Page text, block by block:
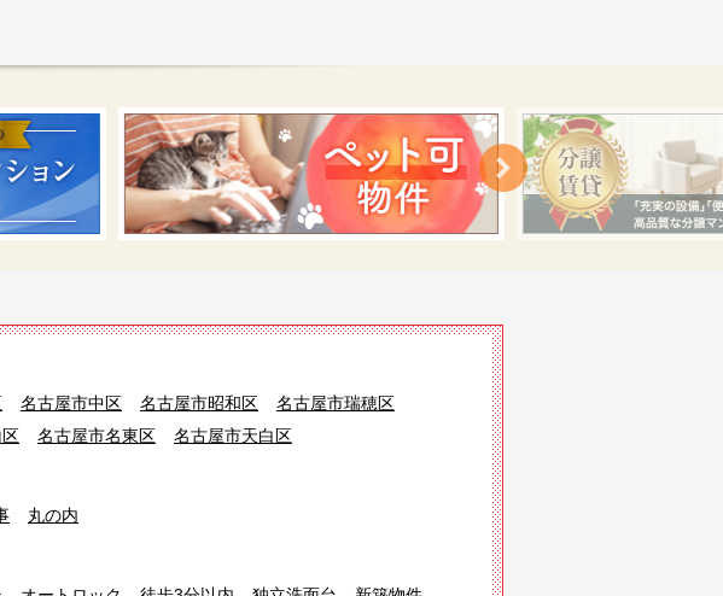
名古屋市中区 名古屋市昭和区
名古屋市瑞穂区
名古屋市名東区 名古屋市天白区
丸の内